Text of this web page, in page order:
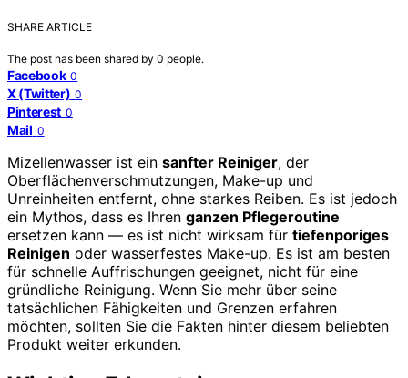
SHARE ARTICLE
The post has been shared by 0 people.
Facebook 0
X (Twitter) 0
Pinterest 0
Mail 0
Mizellenwasser ist ein sanfter Reiniger, der
Oberflächenverschmutzungen, Make-up und
Unreinheiten entfernt, ohne starkes Reiben. Es ist jedoch
ein Mythos, dass es Ihren ganzen Pflegeroutine
ersetzen kann — es ist nicht wirksam für tiefenporiges
Reinigen oder wasserfestes Make-up. Es ist am besten
für schnelle Auffrischungen geeignet, nicht für eine
gründliche Reinigung. Wenn Sie mehr über seine
tatsächlichen Fähigkeiten und Grenzen erfahren
möchten, sollten Sie die Fakten hinter diesem beliebten
Produkt weiter erkunden.